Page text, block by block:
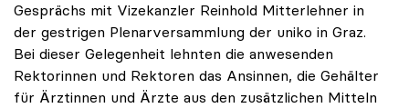
Gesprächs mit Vizekanzler Reinhold Mitterlehner in
der gestrigen Plenarversammlung der uniko in Graz.
Bei dieser Gelegenheit lehnten die anwesenden
Rektorinnen und Rektoren das Ansinnen, die Gehälter
für Ärztinnen und Ärzte aus den zusätzlichen Mitteln